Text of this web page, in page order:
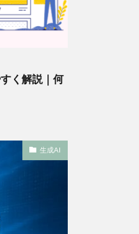
く解説｜何
生成AI